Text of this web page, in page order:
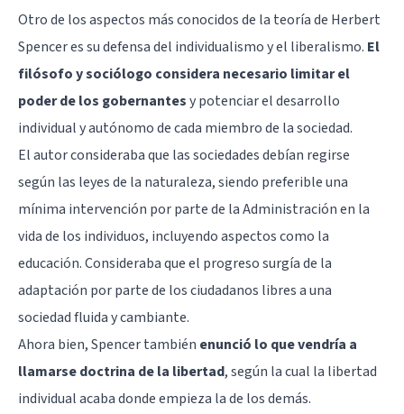
Otro de los aspectos más conocidos de la teoría de Herbert
Spencer es su defensa del individualismo y el liberalismo. El
filósofo y sociólogo considera necesario limitar el
poder de los gobernantesy potenciar el desarrollo
individual y autónomo de cada miembro de la sociedad.
El autor consideraba que las sociedades debían regirse
según las leyes de la naturaleza, siendo preferible una
mínima intervención por parte de la Administración en la
vida de los individuos, incluyendo aspectos como la
educación. Consideraba que el progreso surgía de la
adaptación por parte de los ciudadanos libres a una
sociedad fluida y cambiante.
Ahora bien, Spencer también enunció lo que vendría a
llamarse doctrina de la libertad, según la cual la libertad
individual acaba donde empieza la de los demás.